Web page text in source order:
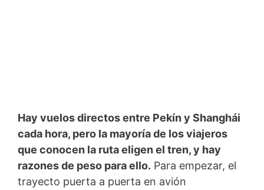
Hay vuelos directos entre Pekín y Shanghái
cada hora, pero la mayoría de los viajeros
que conocen la ruta eligen el tren, y hay
razones de peso para ello. Para empezar, el
trayecto puerta a puerta en avión